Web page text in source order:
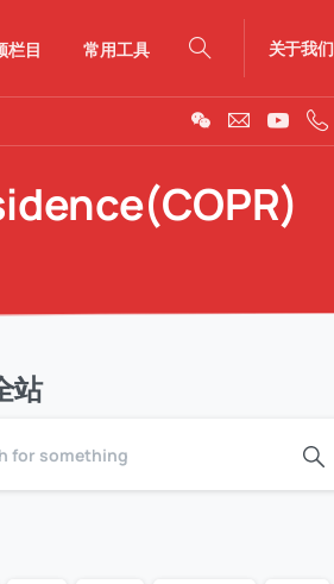
栏目 常用工具
Search
关于我们
站